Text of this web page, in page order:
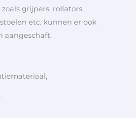
grijpers, rollators,
etc. kunnen er ook
aangeschaft.